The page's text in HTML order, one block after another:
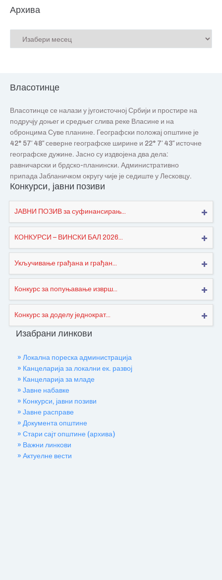
Архива
Власотинце
Власотинце се налази у југоисточној Србији и простире на
подручју доњег и средњег слива реке Власине и на
обронцима Суве планине. Географски положај општине је
42° 57′ 48″ северне географске ширине и 22° 7′ 43″ источне
географске дужине. Јасно су издвојена два дела:
равничарски и брдско-планински. Административно
припада Јабланичком округу чије је седиште у Лесковцу.
Конкурси, јавни позиви
ЈАВНИ ПОЗИВ за суфинансирањ...
КОНКУРСИ – ВИНСКИ БАЛ 2026...
Укључивање грађана и грађан...
Конкурс за попуњавање изврш...
Конкурс за доделу једнократ...
Изабрани линкови
» Локална пореска администрација
» Канцеларија за локални ек. развој
» Канцеларија за младе
» Јавне набавке
» Конкурси, јавни позиви
» Јавне расправе
» Документа општине
» Стари сајт општине (архива)
» Важни линкови
» Актуелне вести